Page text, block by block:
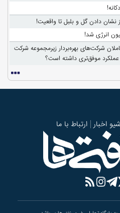
دادن گل و بلبل تا واقعیت!
انرژی شد!
شرکت‌های بهره‌بردار زیرمجموعه شرکت
عملکرد موفق‌تری داشته است؟
اخبار ارتباط با ما